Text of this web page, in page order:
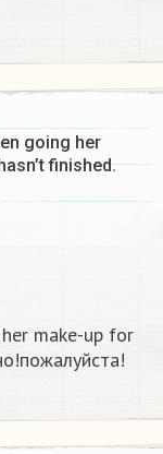
going her
finished.
make-up for